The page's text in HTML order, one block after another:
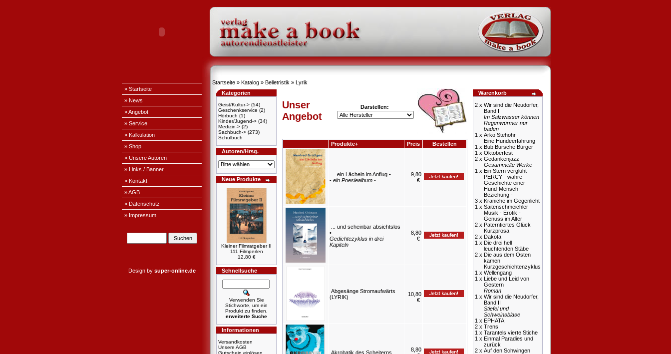
» Startseite
» News
» Angebot
» Service
» Kalkulation
» Shop
» Unsere Autoren
» Links / Banner
» Kontakt
» AGB
» Datenschutz
» Impressum
Design by super-online.de
Startseite » Katalog » Belletristik » Lyrik
Kategorien
Geist/Kultur-> (54)
Geschenkservice (2)
Hörbuch (1)
Kinder/Jugend-> (34)
Medizin-> (2)
Sachbuch-> (273)
Schulbuch
Autoren/Hrsg.
Neue Produkte
Kleiner Filmratgeber II
111 Filmperlen
12,80 €
Schnellsuche
Verwenden Sie
Stichworte, um ein
Produkt zu finden.
erweiterte Suche
Informationen
Versandkosten
Unsere AGB
Gutschein einlösen
Unser
Angebot
Darstellen:
Produkte+ Preis Bestellen
... ein Lächeln im Anflug •
- ein Poesiealbum -
9,80
€
... und scheinbar absichtslos
•
Gedichtezyklus in drei
Kapiteln
8,80
€
Abgesänge Stromaufwärts
(LYRIK)
10,80
€
Akrobatik des Scheiterns
8,80
Warenkorb
2 x Wir sind die Neudorfer,
Band I
Im Salzwasser können
Regenwürmer nur
baden
1 x Arko Stehohr
Eine Hundeerfahrung
1 x Bub Bursche Bürger
1 x Oktoberfest
2 x Gedankenjazz
Gesammelte Werke
1 x Ein Stern verglüht
PERCY - wahre
Geschichte einer
Hund-Mensch-
Beziehung -
3 x Kraniche im Gegenlicht
1 x Saitenschmeichler
Musik - Erotik -
Genuss im Alter
2 x Paterntiertes Glück
Kurzprosa
2 x Dakota
1 x Die drei hell
leuchtenden Stäbe
2 x Die aus dem Osten
kamen
Kurzgeschichtenzyklus
1 x Wellengang
1 x Liebe und Leid von
Gestern
Roman
1 x Wir sind die Neudorfer,
Band II
Stiefel und
Schweinsblase
1 x EPHATA
2 x Trens
1 x Tarantels vierte Stiche
1 x Einmal Paradies und
zurück
2 x Auf den Schwingen